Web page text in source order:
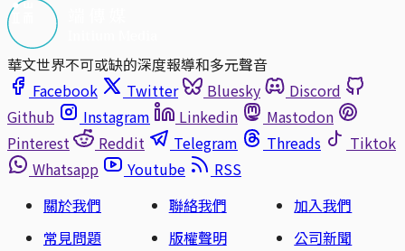
華文世界不可或缺的深度報導和多元聲音
Facebook
Twitter Bluesky
Discord
Github
Instagram Linkedin
Mastodon
Pinterest
Reddit Telegram Threads
Tiktok
Whatsapp
Youtube
RSS
關於我們
聯絡我們
加入我們
常見問題
版權聲明
公司新聞